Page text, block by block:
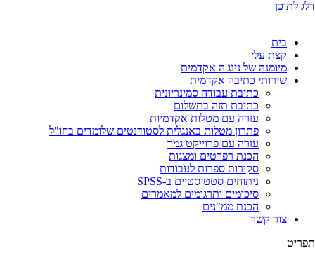
דלג לתוכן
בית
קצת עלי
מיומנה של נינג'ה אקדמית
שירותי כתיבה אקדמית
כתיבת עבודה סמינריונית
כתיבת תזה בתשלום
עזרה עם מטלות אקדמיות
פתרון מטלות באנגלית לסטודנטים שלומדים בחו"ל
עזרה עם פרוייקט גמר
הכנת רפרטים ומצגות
סקירות ספרות לעבודות
ניתוחים סטטיסטיים ב-SPSS
סיכומים ותרגומים למאמרים
הכנת ממ"נים
צור קשר
תפריט